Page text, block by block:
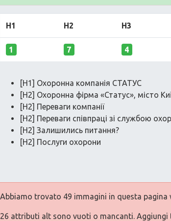
H1 H2 H3
1 7 4
[H1] Охоронна компанія СТАТУС
[H2] Охоронна фірма «Статус», місто
[H2] Переваги компанії
[H2] Переваги співпраці зі службою
[H2] Залишились питання?
[H2] Послуги охорони
Abbiamo trovato 49 immagini in questa pagina
26 attributi alt sono vuoti o mancanti.